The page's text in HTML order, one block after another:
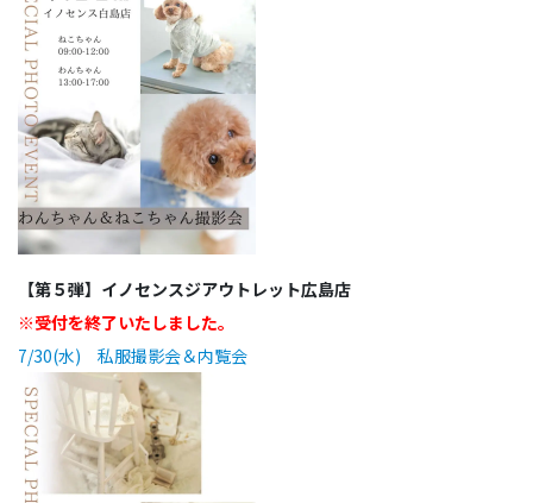
【第５弾】イノセンスジアウトレット広島店
※受付を終了いたしました。
7/30(水) 私服撮影会＆内覧会